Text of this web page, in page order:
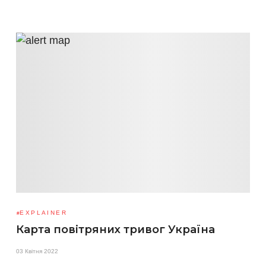
EXPLAINER
Карта повітряних тривог Україна
03 Квітня 2022